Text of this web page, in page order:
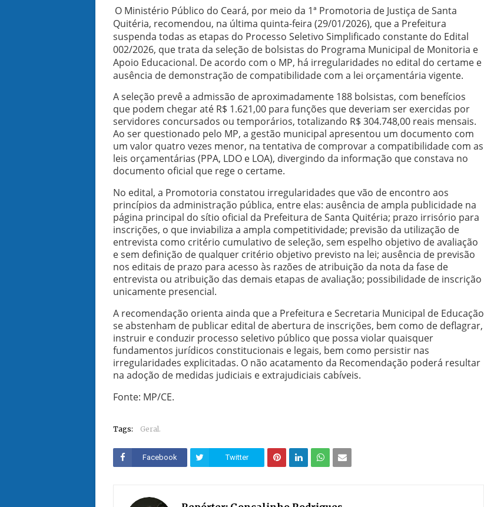
O Ministério Público do Ceará, por meio da 1ª Promotoria de Justiça de Santa
Quitéria, recomendou, na última quinta-feira (29/01/2026), que a Prefeitura
suspenda todas as etapas do Processo Seletivo Simplificado constante do Edital
002/2026, que trata da seleção de bolsistas do Programa Municipal de Monitoria e
Apoio Educacional. De acordo com o MP, há irregularidades no edital do certame e
ausência de demonstração de compatibilidade com a lei orçamentária vigente.
A seleção prevê a admissão de aproximadamente 188 bolsistas, com benefícios
que podem chegar até R$ 1.621,00 para funções que deveriam ser exercidas por
servidores concursados ou temporários, totalizando R$ 304.748,00 reais mensais.
Ao ser questionado pelo MP, a gestão municipal apresentou um documento com
um valor quatro vezes menor, na tentativa de comprovar a compatibilidade com as
leis orçamentárias (PPA, LDO e LOA), divergindo da informação que constava no
documento oficial que rege o certame.
No edital, a Promotoria constatou irregularidades que vão de encontro aos
princípios da administração pública, entre elas: ausência de ampla publicidade na
página principal do sítio oficial da Prefeitura de Santa Quitéria; prazo irrisório para
inscrições, o que inviabiliza a ampla competitividade; previsão da utilização de
entrevista como critério cumulativo de seleção, sem espelho objetivo de avaliação
e sem definição de qualquer critério objetivo previsto na lei; ausência de previsão
nos editais de prazo para acesso às razões de atribuição da nota da fase de
entrevista ou atribuição das demais etapas de avaliação; possibilidade de inscrição
unicamente presencial.
A recomendação orienta ainda que a Prefeitura e Secretaria Municipal de Educação
se abstenham de publicar edital de abertura de inscrições, bem como de deflagrar,
instruir e conduzir processo seletivo público que possa violar quaisquer
fundamentos jurídicos constitucionais e legais, bem como persistir nas
irregularidades explicitadas. O não acatamento da Recomendação poderá resultar
na adoção de medidas judiciais e extrajudiciais cabíveis.
Fonte: MP/CE.
Tags: Geral.
Facebook Twitter